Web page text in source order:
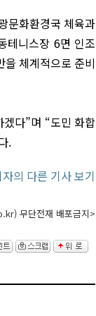
문화환경국 체육과
테니스장 6면 인조
을 체계적으로 준비
다”며 “도민 화합
.
의 다른 기사 보기
무단전재 배포금지>